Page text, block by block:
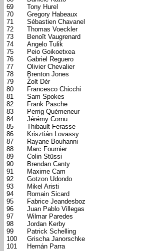
69
Tony Hurel
70
Gregory Habeaux
71
Sébastien Chavanel
72
Thomas Voeckler
73
Benoît Vaugrenard
74
Angelo Tulik
75
Peio Goikoetxea
76
Gabriel Reguero
77
Olivier Chevalier
78
Brenton Jones
79
Žolt Dér
80
Francesco Chicchi
81
Sam Spokes
82
Frank Pasche
83
Perrig Quémeneur
84
Jérémy Cornu
85
Thibault Ferasse
86
Krisztián Lovassy
87
Rayane Bouhanni
88
Marc Fournier
89
Colin Stüssi
90
Brendan Canty
91
Maxime Cam
92
Gotzon Udondo
93
Mikel Aristi
94
Romain Sicard
95
Fabrice Jeandesboz
96
Juan Pablo Villegas
97
Wilmar Paredes
98
Jordan Kerby
99
Patrick Schelling
100
Grischa Janorschke
101
Hernán Parra